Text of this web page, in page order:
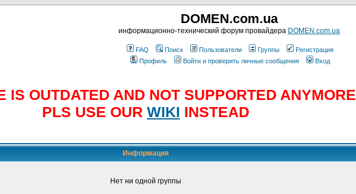
DOMEN.com.ua
информационно-технический форум провайдера DOMEN.com.ua
FAQ Поиск Пользователи Группы
Регистрация
Профиль
Войти и проверить личные сообщения Вход
IS OUTDATED AND NOT SUPPORTED ANYMORE
PLS USE OUR WIKI INSTEAD
Информация
Нет ни одной группы